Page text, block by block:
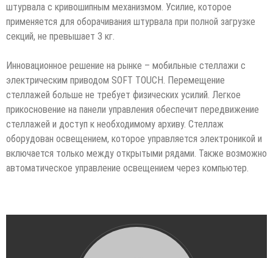
штурвала с кривошипным механизмом. Усилие, которое
применяется для оборачивания штурвала при полной загрузке
секций, не превышает 3 кг.
Инновационное решение на рынке – мобильные стеллажи с
электрическим приводом SOFT TOUCH. Перемещение
стеллажей больше не требует физических усилий. Легкое
прикосновение на панели управления обеспечит передвижение
стеллажей и доступ к необходимому архиву. Стеллаж
оборудован освещением, которое управляется электроникой и
включается только между открытыми рядами. Также возможно
автоматическое управление освещением через компьютер.